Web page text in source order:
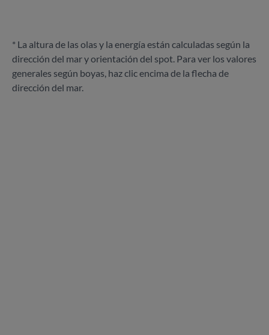
* La altura de las olas y la energía están calculadas según la
dirección del mar y orientación del spot. Para ver los valores
generales según boyas, haz clic encima de la flecha de
dirección del mar.